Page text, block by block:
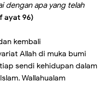
dengan apa yang telah
ayat 96)
kembali
Allah di muka bumi
sendi kehidupan dalam
Wallahualam